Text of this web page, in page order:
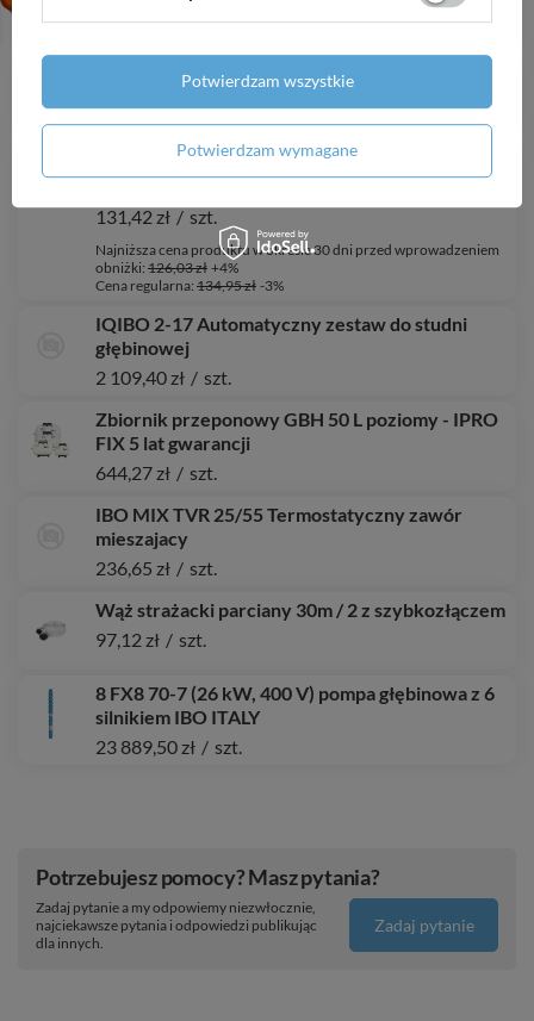
BJ 45/75 hydrofor 50 ITALY+LCI
867,09 zł / szt.
OVI 25-60/180 (5-45 W, 230 V) pompa obiegowa
131,42 zł / szt.
Najniższa cena produktu w okresie 30 dni przed wprowadzeniem
obniżki: 126,03 zł +4%
Cena regularna: 134,95 zł -3%
IQIBO 2-17 Automatyczny zestaw do studni
głębinowej
2 109,40 zł / szt.
Zbiornik przeponowy GBH 50 L poziomy - IPRO
FIX 5 lat gwarancji
644,27 zł / szt.
IBO MIX TVR 25/55 Termostatyczny zawór
mieszajacy
236,65 zł / szt.
Wąż strażacki parciany 30m / 2 z szybkozłączem
97,12 zł / szt.
8 FX8 70-7 (26 kW, 400 V) pompa głębinowa z 6
silnikiem IBO ITALY
23 889,50 zł / szt.
Potrzebujesz pomocy? Masz pytania?
Zadaj pytanie a my odpowiemy niezwłocznie,
najciekawsze pytania i odpowiedzi publikując
dla innych.
Zadaj pytanie
Potwierdzam wymagane
Potwierdzam wszystkie